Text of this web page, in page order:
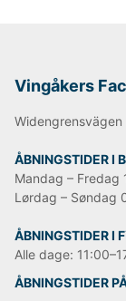
Vingåkers
ÅBNINGSTIDER I
Mandag – Fredag
Lørdag – Søndag
ÅBNINGSTIDER I
Alle dage:
ÅBNINGSTIDER